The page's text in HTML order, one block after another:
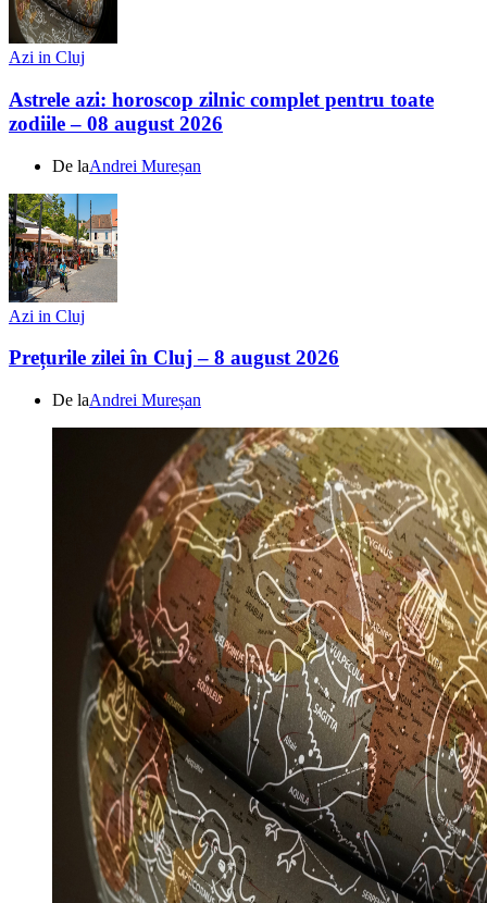
Azi in Cluj
Astrele azi: horoscop zilnic complet pentru toate
zodiile – 08 august 2026
De laAndrei Mureșan
Azi in Cluj
Prețurile zilei în Cluj – 8 august 2026
De laAndrei Mureșan